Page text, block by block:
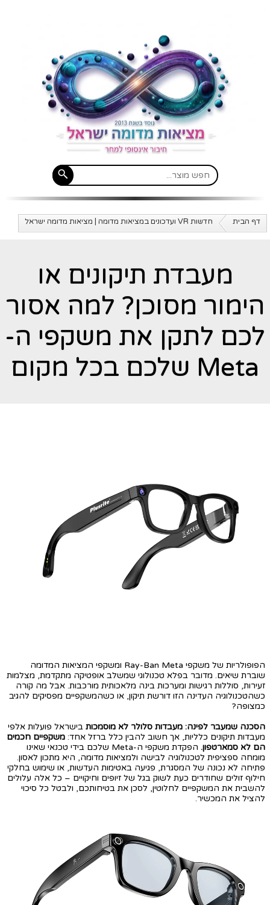
דף הבית חדשות VR ועדכונים במציאות מדומה | מציאות מדומה ישראל
מעבדת תיקונים או
הימור מסוכן? למה אסור
לכם לתקן את משקפי ה-
Meta שלכם בכל מקום
הפופולריות של משקפי Ray-Ban Meta ומשקפי המציאות המדומה
שוברת שיאים. מדובר בפלא טכנולוגי שמשלב אופטיקה מתקדמת, מצלמות
זעירות, סוללות רגישות ומערכות בינה מלאכותית מורכבות. אבל מה קורה
כשהטכנולוגיה העדינה הזו דורשת תיקון, או כשהמשקפיים מפסיקים להגיב
כמצופה?
הסכנה שמעבר לפינה: מעבדות סלולר לא מוסמכות בישראל פועלות אלפי
מעבדות תיקונים כלליות, אך חשוב להבין כלל ברזל אחד: משקפיים חכמים
הם לא סמארטפון.
הפקדת משקפי ה-Meta שלכם בידי טכנאי שאינו
מומחה ספציפית לטכנולוגיה לבישה ולמציאות מדומה, היא מתכון לאסון.
פתיחה לא נכונה של המסגרת, פגיעה באטימות העדשות, או שימוש בחלקי
חילוף זולים שחודרים כעת לשוק בגל של זיופים וחיקויים – כל אלה עלולים
להשבית את המשקפיים לחלוטין, לסכן את בטיחותכם, ולבטל כל סיכוי
להציל את המכשיר.